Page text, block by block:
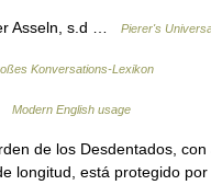
Asseln, s.d … Pierer's
Konversations-Lexikon
Modern English usage
de los Desdentados, con
longitud, está protegido